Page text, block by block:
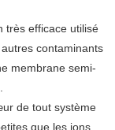
très efficace utilisé
contaminants
membrane semi-
de tout système
que les ions.